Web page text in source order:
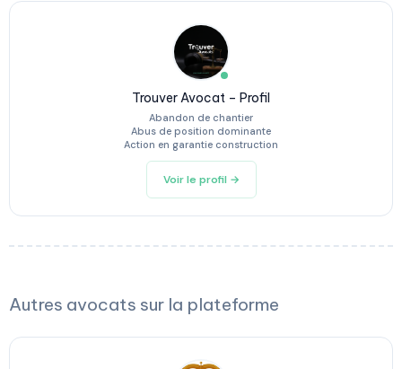
Trouver Avocat – Profil
Abandon de chantier
Abus de position dominante
Action en garantie construction
Voir le profil →
Autres avocats sur la plateforme